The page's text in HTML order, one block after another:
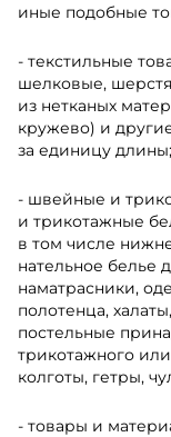
иные подобные
- текстильные
шелковые,
из нетканых
кружево) и
за единицу длины;
- швейные и
и трикотажные
в том числе
нательное белье
наматрасники,
полотенца,
постельные
трикотажного
колготы, гетры,
- товары и